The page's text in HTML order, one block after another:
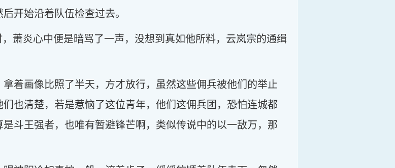
开始沿着队伍检查过去。
萧炎心中便是暗骂了一声，没想到真如他所料，云岚宗的通缉
着画像比照了半天，方才放行，虽然这些佣兵被他们的举止
也清楚，若是惹恼了这位青年，他们这佣兵团，恐怕连城都
斗王强者，也唯有暂避锋芒啊，类似传说中的以一敌万，那